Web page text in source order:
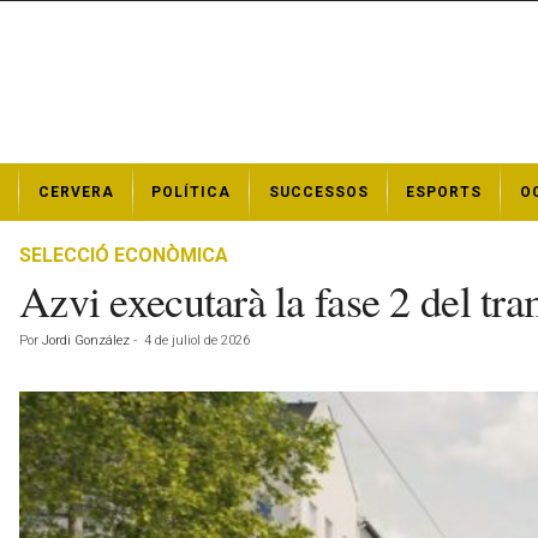
t
CERVERA POLÍTICA SUCCESSOS ESPORTS
SELECCIÓ ECONÒMICA
Azvi executarà la fase 2 del
Por Jordi González - 4 de juliol de 2026